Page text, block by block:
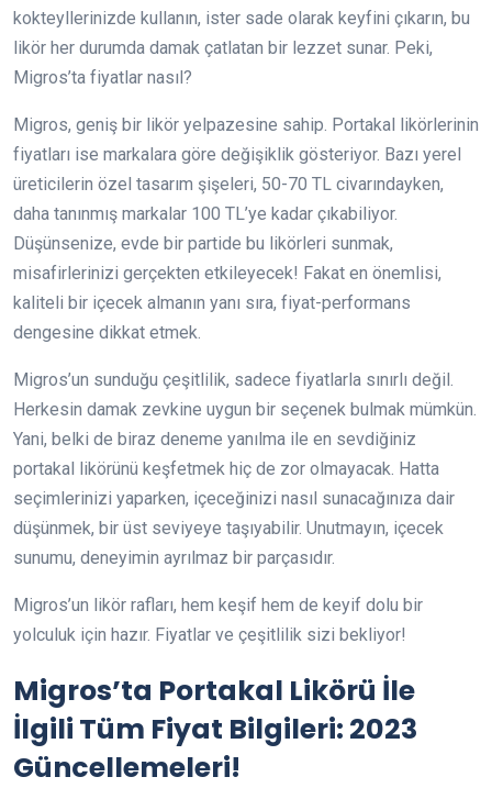
kokteyllerinizde kullanın, ister sade olarak keyfini çıkarın, bu
likör her durumda damak çatlatan bir lezzet sunar. Peki,
Migros’ta fiyatlar nasıl?
Migros, geniş bir likör yelpazesine sahip. Portakal likörlerinin
fiyatları ise markalara göre değişiklik gösteriyor. Bazı yerel
üreticilerin özel tasarım şişeleri, 50-70 TL civarındayken,
daha tanınmış markalar 100 TL’ye kadar çıkabiliyor.
Düşünsenize, evde bir partide bu likörleri sunmak,
misafirlerinizi gerçekten etkileyecek! Fakat en önemlisi,
kaliteli bir içecek almanın yanı sıra, fiyat-performans
dengesine dikkat etmek.
Migros’un sunduğu çeşitlilik, sadece fiyatlarla sınırlı değil.
Herkesin damak zevkine uygun bir seçenek bulmak mümkün.
Yani, belki de biraz deneme yanılma ile en sevdiğiniz
portakal likörünü keşfetmek hiç de zor olmayacak. Hatta
seçimlerinizi yaparken, içeceğinizi nasıl sunacağınıza dair
düşünmek, bir üst seviyeye taşıyabilir. Unutmayın, içecek
sunumu, deneyimin ayrılmaz bir parçasıdır.
Migros’un likör rafları, hem keşif hem de keyif dolu bir
yolculuk için hazır. Fiyatlar ve çeşitlilik sizi bekliyor!
Migros’ta Portakal Likörü İle
İlgili Tüm Fiyat Bilgileri: 2023
Güncellemeleri!